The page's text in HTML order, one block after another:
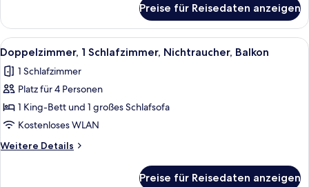
anzeigen
Bedroom
Smaller
Villa
with
Balcony
Preise für Reisedaten anzeigen
Alle
Fotos
für
Doppelzimmer,
1
Schlafzimmer,
Nichtraucher,
Balkon
Ein Hotelzimmer mit Esstisch, roten
9
Doppelzimmer, 1 Schlafzimmer, Nichtraucher, Balkon
1 Schlafzimmer
Platz für 4 Personen
1 King-Bett und 1 großes Schlafsofa
Kostenloses WLAN
Weitere Details
Weitere
Preise für Reisedaten anzeigen